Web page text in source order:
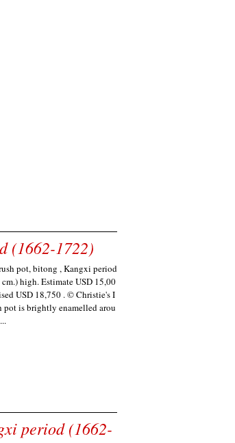
(1662-1722)
pot, bitong , Kangxi period
high. Estimate USD 15,00
USD 18,750 . © Christie's I
pot is brightly enamelled arou
period (1662-